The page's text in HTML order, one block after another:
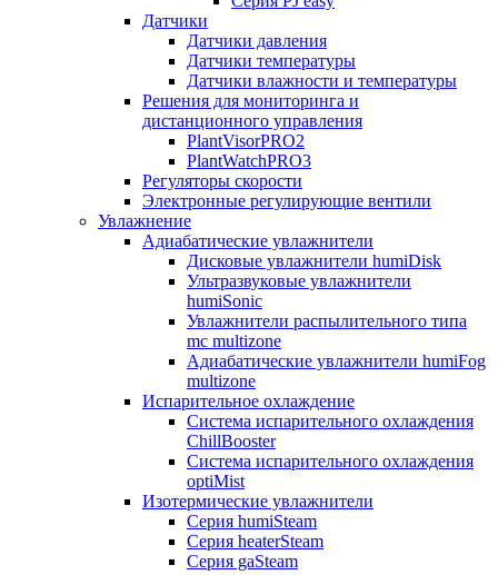
Датчики
Датчики давления
Датчики температуры
Датчики влажности и температуры
Решения для мониторинга и
дистанционного управления
PlantVisorPRO2
PlantWatchPRO3
Регуляторы скорости
Электронные регулирующие вентили
Увлажнение
Адиабатические увлажнители
Дисковые увлажнители humiDisk
Ультразвуковые увлажнители
humiSonic
Увлажнители распылительного типа
mc multizone
Адиабатические увлажнители humiFog
multizone
Испарительное охлаждение
Система испарительного охлаждения
ChillBooster
Система испарительного охлаждения
optiMist
Изотермические увлажнители
Серия humiSteam
Серия heaterSteam
Серия gaSteam